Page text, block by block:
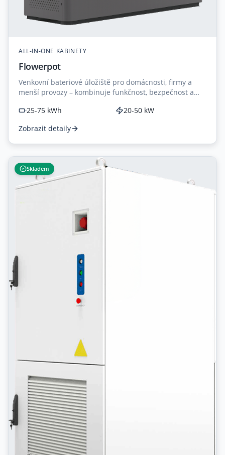
ALL-IN-ONE KABINETY
Flowerpot
Venkovní bateriové úložiště pro domácnosti, firmy a
menší provozy – kombinuje funkčnost, bezpečnost a
25-75 kWh
20-50 kW
Zobrazit detaily
Skladem